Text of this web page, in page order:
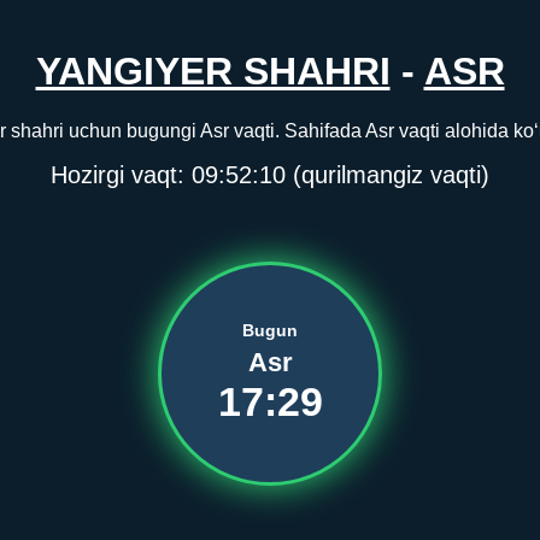
YANGIYER SHAHRI - ASR
shahri uchun bugungi Asr vaqti. Sahifada Asr vaqti alohida
Hozirgi vaqt: 09:52:10 (qurilmangiz vaqti)
Bugun
Asr
17:29